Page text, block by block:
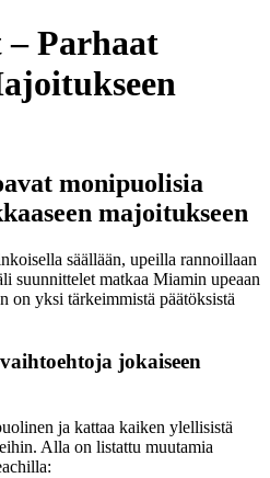
Parhaat
monipuolisia
majoitukseen
säällään, upeilla rannoillaan
suunnittelet matkaa Miamin upeaan
on yksi tärkeimmistä päätöksistä
jokaiseen
ja kattaa kaiken ylellisistä
Alla on listattu muutamia